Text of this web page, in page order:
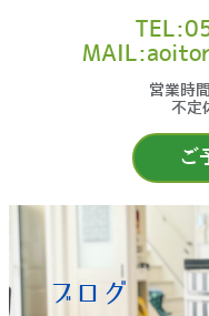
ご
営業時
不定
ブログ